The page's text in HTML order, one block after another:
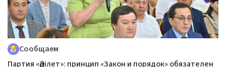
Сообщаем
Партия «Әділет»: принцип «Закон и порядок» обязателен